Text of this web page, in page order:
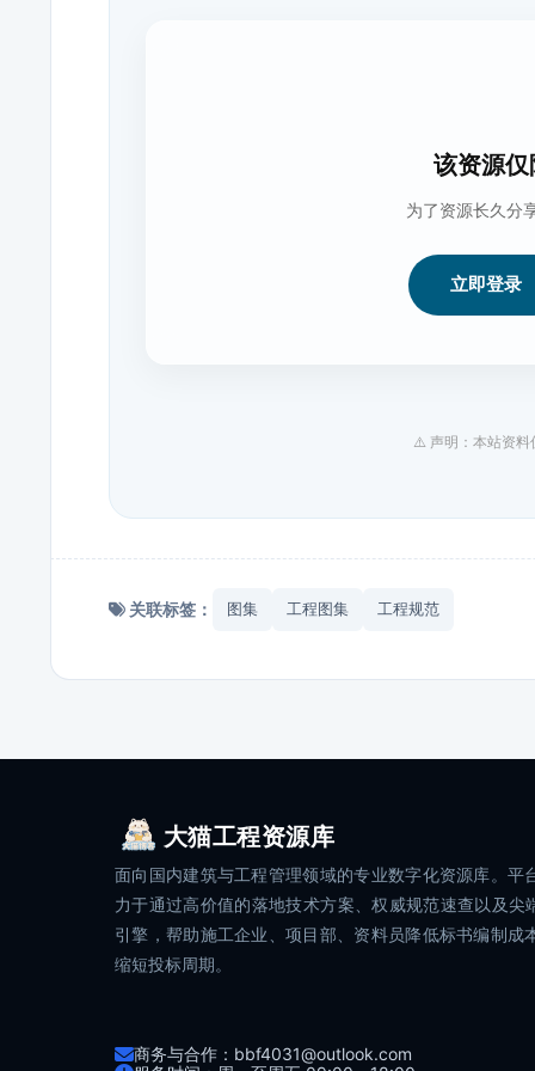
该资源
为了资源长久分
立即登录
⚠️ 声明：本站资料
关联标签： 图集 工程图集 工程规范
大猫工程资源库
面向国内建筑与工程管理领域的专业数字化资源库。平
力于通过高价值的落地技术方案、权威规范速查以及尖
引擎，帮助施工企业、项目部、资料员降低标书编制成
缩短投标周期。
商务与合作：bbf4031@outlook.com